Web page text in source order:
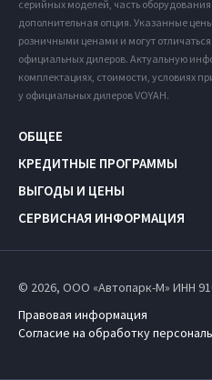
серийных моделей, часть
дополнительная опция. Указанные
розничными ценами и могут
официальных дилеров. Актуальную
комплектациях, стоимости, условиях
у официальных дилеров VOYAH.
ОБЩЕЕ
КРЕДИТНЫЕ ПРОГРАММЫ
ВЫГОДЫ И ЦЕНЫ
СЕРВИСНАЯ ИНФОРМАЦИЯ
© 2026, ООО «Автопарк-М» ИНН
Правовая информация
Согласие на обработку